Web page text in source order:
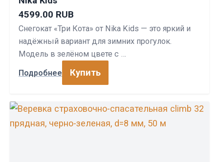
4599.00 RUB
Снегокат «Три Кота» от Nika Kids — это яркий и
надёжный вариант для зимних прогулок.
Модель в зелёном цвете с …
Подробнее Купить